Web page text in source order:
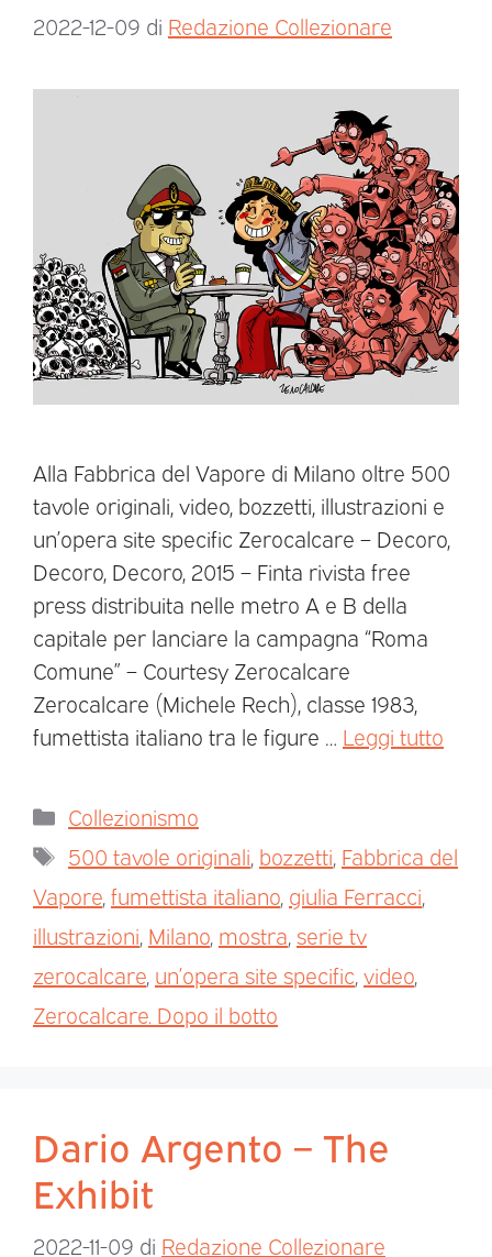
2022-12-09 di Redazione Collezionare
Alla Fabbrica del Vapore di Milano oltre 500
tavole originali, video, bozzetti, illustrazioni e
un’opera site specific Zerocalcare – Decoro,
Decoro, Decoro, 2015 – Finta rivista free
press distribuita nelle metro A e B della
capitale per lanciare la campagna “Roma
Comune” – Courtesy Zerocalcare
Zerocalcare (Michele Rech), classe 1983,
fumettista italiano tra le figure … Leggi tutto
Collezionismo
500 tavole originali bozzetti Fabbrica del
Vapore fumettista italiano giulia Ferracci
illustrazioni Milano mostra serie tv
zerocalcare un’opera site specific video
Zerocalcare. Dopo il botto
Dario Argento – The
Exhibit
2022-11-09 di Redazione Collezionare